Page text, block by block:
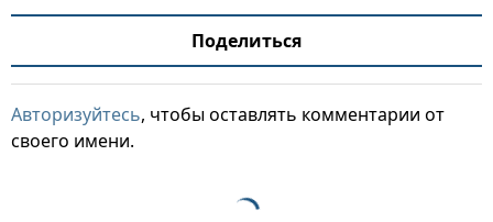
Поделиться
Авторизуйтесь, чтобы оставлять комментарии от
своего имени.